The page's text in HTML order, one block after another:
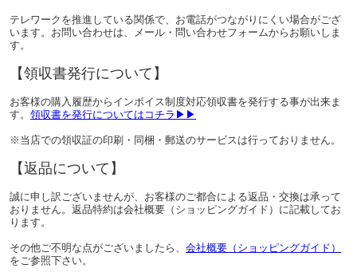
テレワークを推進している関係で、お電話がつながりにくい場合がござ
います。お問い合わせは、メール・問い合わせフォームからお願いしま
す。
【領収書発行について】
お客様の購入履歴からインボイス制度対応領収書を発行する事が出来ま
す。 領収書を発行についてはコチラ▶▶
※当店での領収証の印刷・同梱・郵送のサービスは行っておりません。
【返品について】
誠に申し訳ございませんが、お客様のご都合による返品・交換は承って
おりません。返品特約は会社概要（ショッピングガイド）に記載してお
ります。
その他ご不明な点がございましたら、 会社概要（ショッピングガイド）
をご参照下さい。